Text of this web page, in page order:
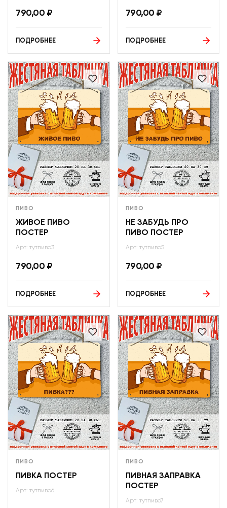
790,00 ₽
ПОДРОБНЕЕ
790,00 ₽
ПОДРОБНЕЕ
ПИВО
ЖИВОЕ ПИВО
ПОСТЕР
Арт: тутпиво3
790,00 ₽
ПОДРОБНЕЕ
ПИВО
НЕ ЗАБУДЬ ПРО
ПИВО ПОСТЕР
Арт: тутпиво5
790,00 ₽
ПОДРОБНЕЕ
ПИВО
ПИВКА ПОСТЕР
Арт: тутпиво6
ПИВО
ПИВНАЯ ЗАПРАВКА
ПОСТЕР
Арт: тутпиво7